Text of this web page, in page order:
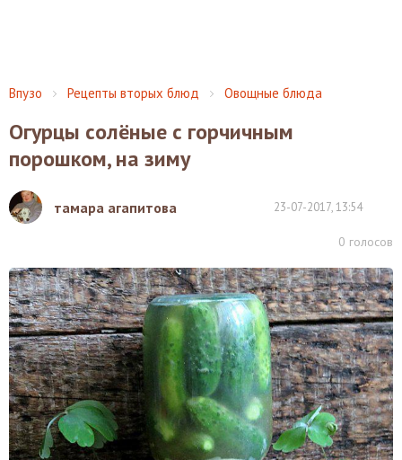
Впузо Рецепты вторых блюд Овощные блюда
Огурцы солёные с горчичным
порошком, на зиму
тамара агапитова 23-07-2017, 13:54
0 голосов